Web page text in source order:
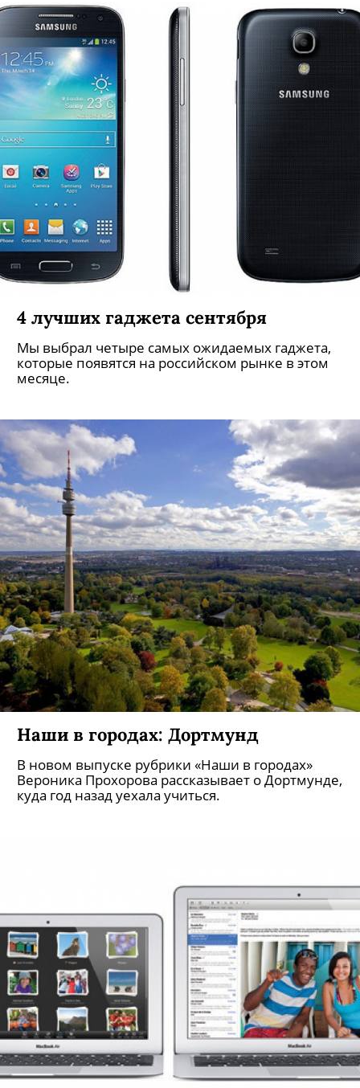
4 лучших гаджета сентября
Мы выбрал четыре самых ожидаемых гаджета,
которые появятся на российском рынке в этом
месяце.
Наши в городах: Дортмунд
В новом выпуске рубрики «Наши в городах»
Вероника Прохорова рассказывает о Дортмунде,
куда год назад уехала учиться.